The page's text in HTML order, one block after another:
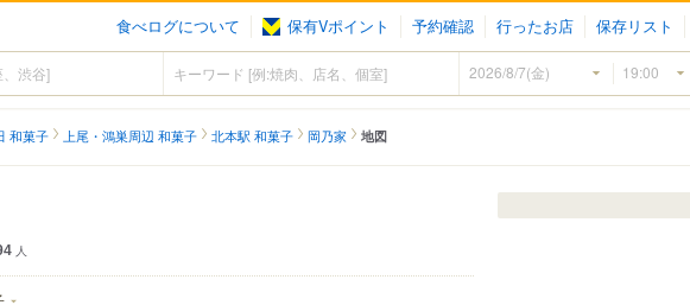
食べログについて 保有Vポイント 予約確認 行ったお店 保存リスト
和菓子 上尾・鴻巣周辺 和菓子 北本駅 和菓子 岡乃家 地図
人